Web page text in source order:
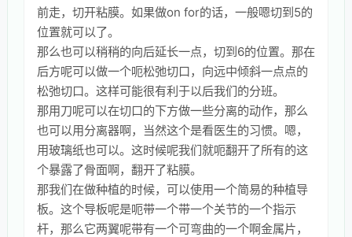
前走，切开粘膜。如果做on for的话，一般嗯切到5的
位置就可以了。
那么也可以稍稍的向后延长一点，切到6的位置。那在
后方呢可以做一个呃松弛切口，向远中倾斜一点点的
松弛切口。这样可能很有利于以后我们的分班。
那用刀呢可以在切口的下方做一些分离的动作，那么
也可以用分离器啊，当然这个是看医生的习惯。嗯，
用玻璃纸也可以。这时候呢我们就呃翻开了所有的这
个暴露了骨面啊，翻开了粘膜。
那我们在做种植的时候，可以使用一个简易的种植导
板。这个导板呢是呃带一个带一个关节的一个指示
杆，那么它两翼呢带有一个可弯曲的一个啊金属片，